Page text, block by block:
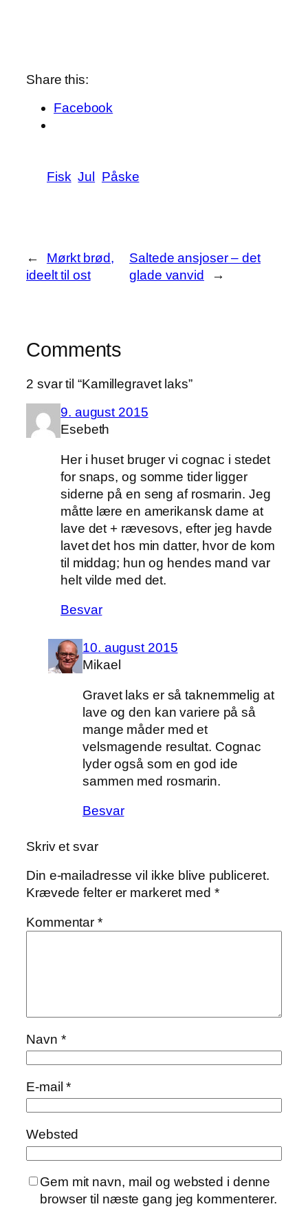
Share this:
Facebook
Fisk Jul Påske
←
Mørkt brød,
ideelt til ost
Saltede ansjoser – det
glade vanvid
→
Comments
2 svar til “Kamillegravet laks”
9. august 2015
Esebeth
Her i huset bruger vi cognac i stedet
for snaps, og somme tider ligger
siderne på en seng af rosmarin. Jeg
måtte lære en amerikansk dame at
lave det + rævesovs, efter jeg havde
lavet det hos min datter, hvor de kom
til middag; hun og hendes mand var
helt vilde med det.
Besvar
10. august 2015
Mikael
Gravet laks er så taknemmelig at
lave og den kan variere på så
mange måder med et
velsmagende resultat. Cognac
lyder også som en god ide
sammen med rosmarin.
Besvar
Skriv et svar
Din e-mailadresse vil ikke blive publiceret.
Krævede felter er markeret med *
Kommentar*
Navn *
E-mail*
Websted
Gem mit navn, mail og websted i denne
browser til næste gang jeg kommenterer.